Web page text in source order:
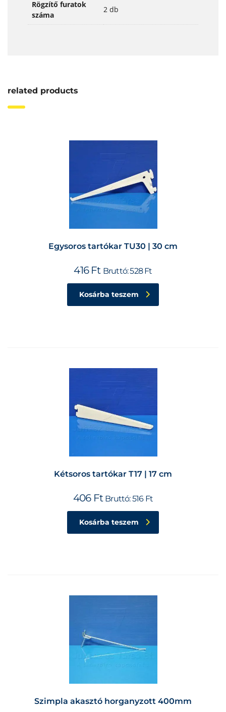
Rögzítő furatok
száma
2 db
related products
Egysoros tartókar TU30 | 30 cm
416 Ft Bruttó:528Ft
Kosárba teszem
Kétsoros tartókar T17 | 17 cm
406 Ft Bruttó:516 Ft
Kosárba teszem
Szimpla akasztó horganyzott 400mm